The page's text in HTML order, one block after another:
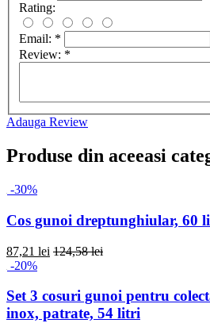
Rating:
Email: *
Review: *
Adauga Review
Produse din aceeasi
-30%
Cos gunoi dreptunghiular, 60
87,21 lei 124,58 lei
-20%
Set 3 cosuri gunoi pentru
inox, patrate, 54 litri